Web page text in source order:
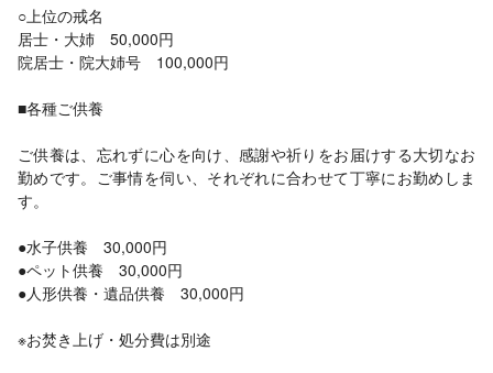
○上位の戒名
居士・大姉 50,000円
院居士・院大姉号 100,000円
■各種ご供養
ご供養は、忘れずに心を向け、感謝や祈りをお届けする大切なお
勤めです。ご事情を伺い、それぞれに合わせて丁寧にお勤めしま
す。
●水子供養 30,000円
●ペット供養 30,000円
●人形供養・遺品供養 30,000円
※お焚き上げ・処分費は別途